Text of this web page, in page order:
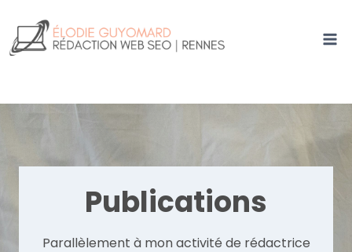
contenu
Publications
Parallèlement à mon activité de rédactrice